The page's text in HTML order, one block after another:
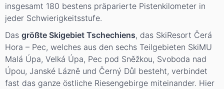
insgesamt 180 bestens präparierte Pistenkilometer in
jeder Schwierigkeitsstufe.
Das größte Skigebiet Tschechiens, das SkiResort Čerá
Hora – Pec, welches aus den sechs Teilgebieten SkiMU
Malá Úpa, Velká Úpa, Pec pod Sněžkou, Svoboda nad
Úpou, Janské Lázně und Černý Důl besteht, verbindet
fast das ganze östliche Riesengebirge miteinander. Hier